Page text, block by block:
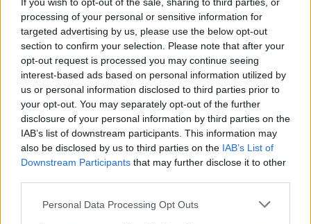
processing of your personal or sensitive information for
targeted advertising by us, please use the below opt-out
section to confirm your selection. Please note that after your
opt-out request is processed you may continue seeing
interest-based ads based on personal information utilized by
us or personal information disclosed to third parties prior to
your opt-out. You may separately opt-out of the further
disclosure of your personal information by third parties on the
IAB’s list of downstream participants. This information may
also be disclosed by us to third parties on the IAB’s List of
Downstream Participants that may further disclose it to other
Please note that this website/app uses one or more Google
Personal Data Processing Opt Outs
La lettura finale è chiara: Future4Mountains può
funzionare se diventa un tavolo permanente di
misurazione e intervento, capace di trasformare
l’attrattività in condizioni reali di vita. La sfida è
convertire l’interesse verso la montagna in
opportunità sostenibili, dove ladigitalizzazione
agisce come infrastruttura operativa al fianco di
case, scuole e servizi sanitari.